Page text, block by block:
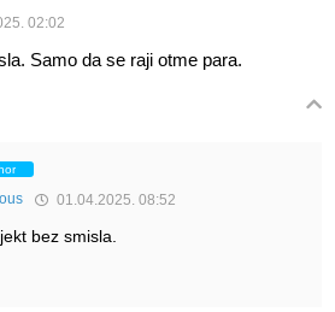
02:02
Samo da se raji otme para.
01.04.2025. 08:52
bez smisla.